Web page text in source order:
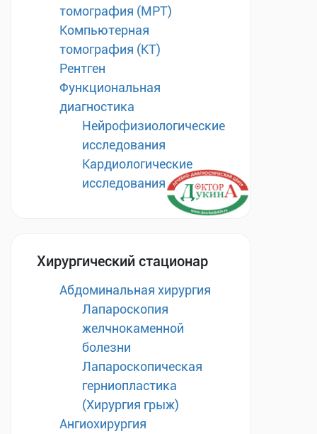
томография (МРТ)
Компьютерная
томография (КТ)
Рентген
Функциональная
диагностика
Нейрофизиологические
исследования
Кардиологические
исследования
Хирургический стационар
Абдоминальная хирургия
Лапароскопия
желчнокаменной
болезни
Лапароскопическая
герниопластика
(Хирургия грыж)
Ангиохирургия